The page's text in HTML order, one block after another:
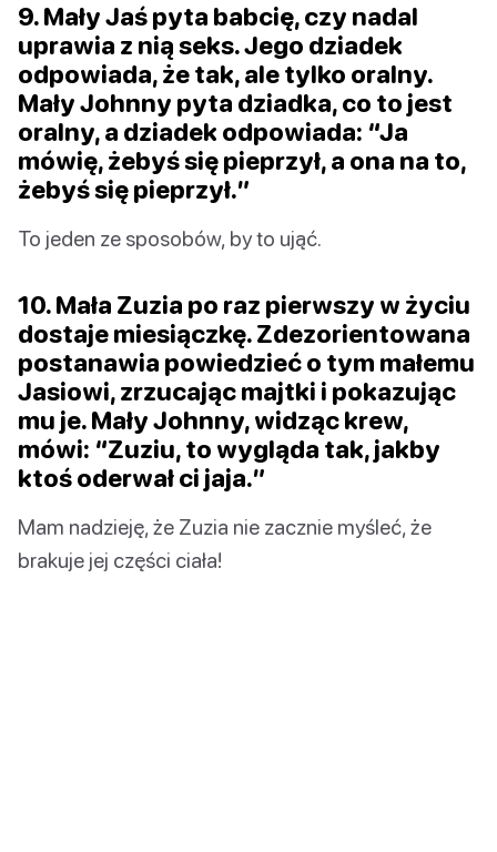
9. Mały Jaś pyta babcię, czy nadal
uprawia z nią seks. Jego dziadek
odpowiada, że tak, ale tylko oralny.
Mały Johnny pyta dziadka, co to jest
oralny, a dziadek odpowiada: “Ja
mówię, żebyś się pieprzył, a ona na to,
żebyś się pieprzył.”
To jeden ze sposobów, by to ująć.
10. Mała Zuzia po raz pierwszy w życiu
dostaje miesiączkę. Zdezorientowana
postanawia powiedzieć o tym małemu
Jasiowi, zrzucając majtki i pokazując
mu je. Mały Johnny, widząc krew,
mówi: “Zuziu, to wygląda tak, jakby
ktoś oderwał ci jaja.”
Mam nadzieję, że Zuzia nie zacznie myśleć, że
brakuje jej części ciała!